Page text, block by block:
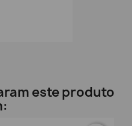
este produto